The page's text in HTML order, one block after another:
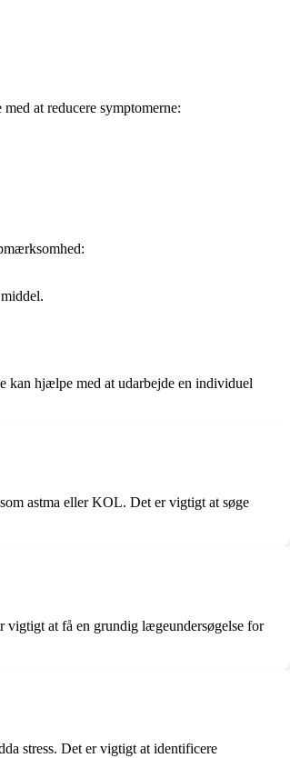
at reducere symptomerne:
kan hjælpe med at udarbejde en individuel
astma eller KOL. Det er vigtigt at søge
vigtigt at få en grundig lægeundersøgelse for
stress. Det er vigtigt at identificere